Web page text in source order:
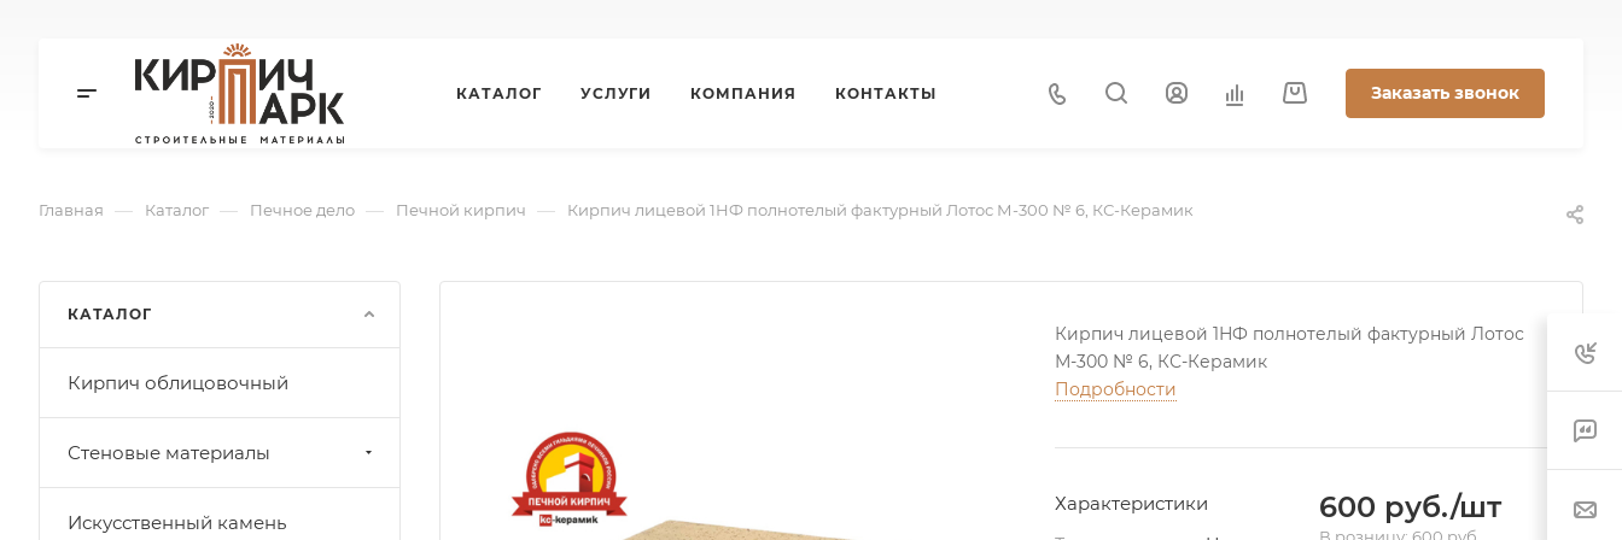
КАТАЛОГ УСЛУГИ КОМПАНИЯ КОНТАКТЫ Заказать звонок
Главная — Каталог — Печное дело — Печной кирпич — Кирпич лицевой 1НФ полнотелый фактурный Лотос М-300 № 6, КС-Керамик
Кирпич лицевой 1НФ полнотелый фактурный Лотос
М-300 № 6, КС-Керамик
Подробности
Характеристики 600 руб./шт
КАТАЛОГ
Кирпич облицовочный
Стеновые материалы
Искусственный камень